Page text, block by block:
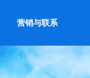
营销与联系